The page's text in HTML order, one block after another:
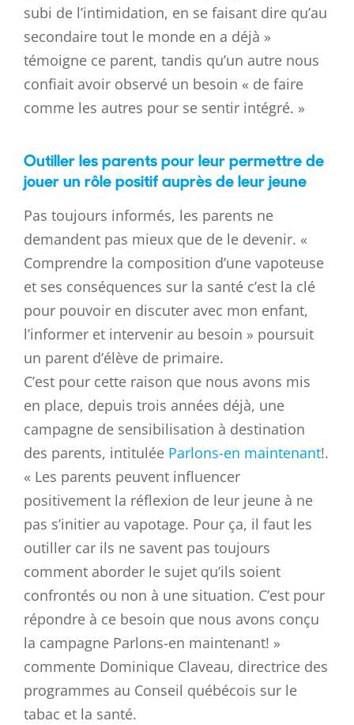
subi de l’intimidation, en se faisant dire qu’au
secondaire tout le monde en a déjà »
témoigne ce parent, tandis qu’un autre nous
confiait avoir observé un besoin « de faire
comme les autres pour se sentir intégré. »
Outiller les parents pour leur permettre de
jouer un rôle positif auprès de leur jeune
Pas toujours informés, les parents ne
demandent pas mieux que de le devenir. «
Comprendre la composition d’une vapoteuse
et ses conséquences sur la santé c’est la clé
pour pouvoir en discuter avec mon enfant,
l’informer et intervenir au besoin » poursuit
un parent d’élève de primaire.
C’est pour cette raison que nous avons mis
en place, depuis trois années déjà, une
campagne de sensibilisation à destination
des parents, intitulée Parlons-en maintenant!.
« Les parents peuvent influencer
positivement la réflexion de leur jeune à ne
pas s’initier au vapotage. Pour ça, il faut les
outiller car ils ne savent pas toujours
comment aborder le sujet qu’ils soient
confrontés ou non à une situation. C’est pour
répondre à ce besoin que nous avons conçu
la campagne Parlons-en maintenant! »
commente Dominique Claveau, directrice des
programmes au Conseil québécois sur le
tabac et la santé.